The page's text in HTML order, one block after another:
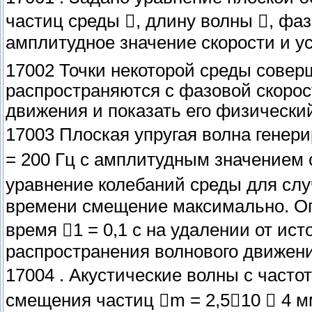
частиц среды , длину волны ,
амплитудное значение скорости и
17002 Точки некоторой среды
распространяются с фазовой
движения и показать его
17003 Плоская упругая волна
= 200 Гц с амплитудным
уравнение колебаний среды для
времени смещение максимально.
время 1 = 0,1 с на удалении от
распространения волнового
17004 . Акустические волны с
смещения частиц m = 2,510  4